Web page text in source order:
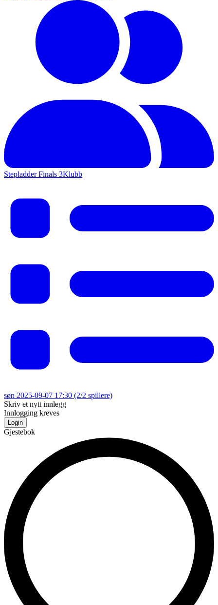
Stepladder Finals 3Klubb
søn 2025-09-07 17:30 (2/2 spillere)
Skriv et nytt innlegg
Innlogging kreves
Login
Gjestebok